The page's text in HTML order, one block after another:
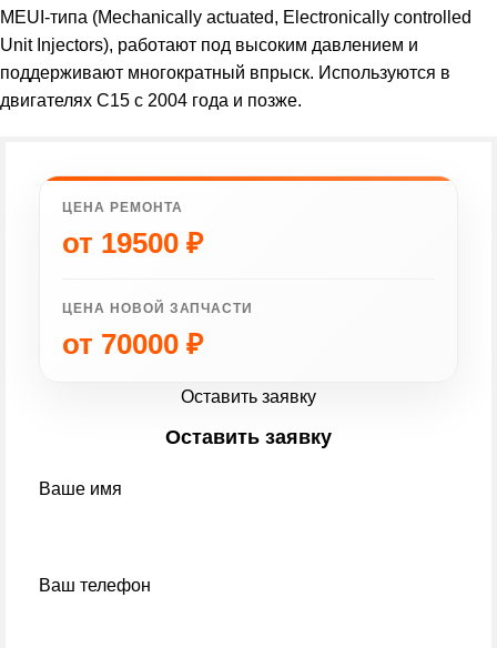
MEUI-типа (Mechanically actuated, Electronically controlled
Unit Injectors), работают под высоким давлением и
поддерживают многократный впрыск. Используются в
двигателях C15 с 2004 года и позже.
ЦЕНА РЕМОНТА
от 19500 ₽
ЦЕНА НОВОЙ ЗАПЧАСТИ
от 70000 ₽
Оставить заявку
Оставить заявку
Ваше имя
Ваш телефон